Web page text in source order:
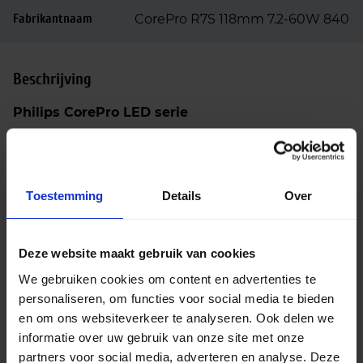
Toestemming Details Over
Deze website maakt gebruik van cookies
We gebruiken cookies om content en advertenties te
personaliseren, om functies voor social media te bieden
en om ons websiteverkeer te analyseren. Ook delen we
informatie over uw gebruik van onze site met onze
partners voor social media, adverteren en analyse. Deze
Fabrikantnaam CorePro R7S 118mm 7.2-60W 840
Beschrijving
Philips CorePro LED serie
De Philips CorePro LED linear 7.2W 840 R7S 118mm
glas – vervangt 60W maakt deel uit van de Philips
traditionele 60W halogeen lineaire lampen efficiënt
te vervangen met LED-technologie. Deze R7S LED-
laag energieverbruik en lange levensduur.​
Zuinige vervangerDeze LED-lamp verbruikt
slechts 7.2W en vervangt een traditionele 60W
halogeen lamp, wat resulteert in een
energiebesparing van circa 88%. Met een